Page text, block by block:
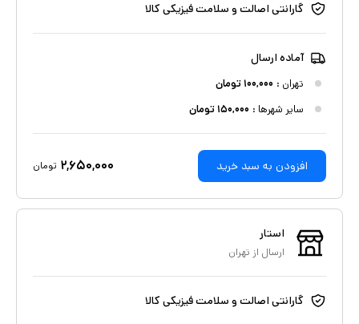
گارانتی اصالت و سلامت فیزیکی کالا
آماده ارسال
تهران : ۱۰۰,۰۰۰تومان
سایر شهرها : ۱۵۰,۰۰۰تومان
افزودن به سبد خرید ۲,۶۵۰,۰۰۰ تومان
استار
ارسال از تهران
گارانتی اصالت و سلامت فیزیکی کالا